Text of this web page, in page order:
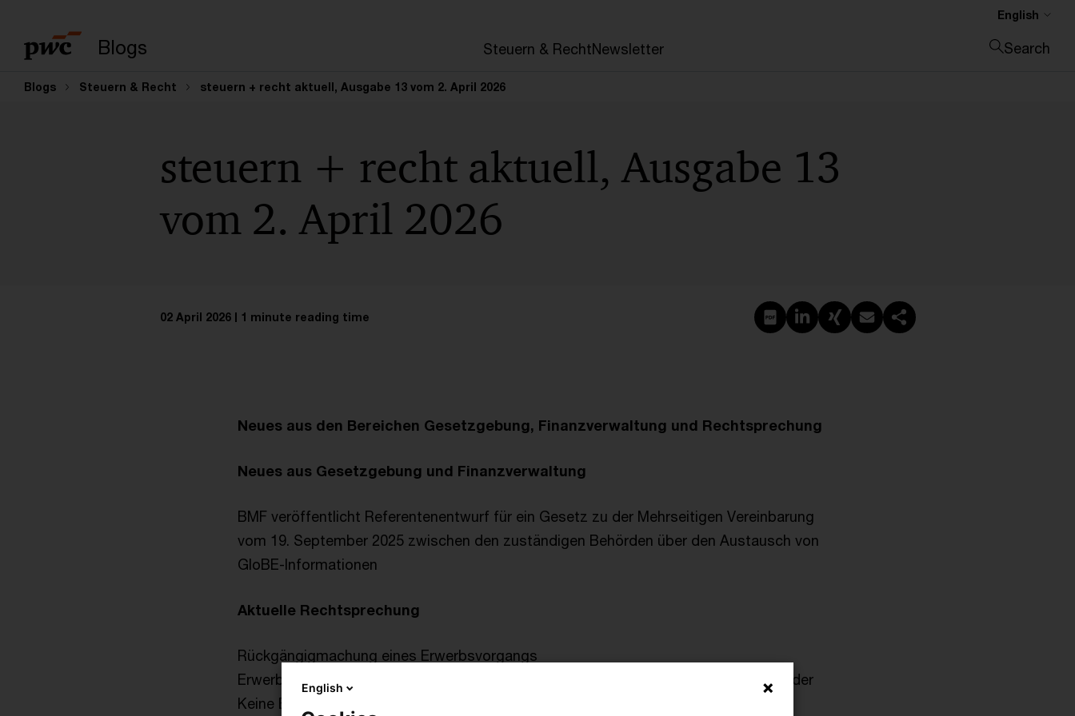
Blogs Steuern & RechtNewsletter
English
Search
Blogs Steuern & Recht steuern + recht aktuell, Ausgabe 13 vom 2. April 2026
steuern + recht aktuell, Ausgabe 13
vom 2. April 2026
02 April 2026 1 minute reading time Create PDF
Share on LinkedIn
Share on Xing
Share via email
Copy link
Neues aus den Bereichen Gesetzgebung, Finanzverwaltung und Rechtsprechung
Neues aus Gesetzgebung und Finanzverwaltung
BMF veröffentlicht Referentenentwurf für ein Gesetz zu der Mehrseitigen Vereinbarung
vom 19. September 2025 zwischen den zuständigen Behörden über den Austausch von
GloBE-Informationen
Aktuelle Rechtsprechung
Rückgängigmachung eines Erwerbsvorgangs
Erwerb eines Anteils einer Personengesellschaft durch den Treugeber vom Treuhänder
Keine Bauabzugsteuer bei der Verkabelung von Fertigungsstraßen in Werkhallen der
English